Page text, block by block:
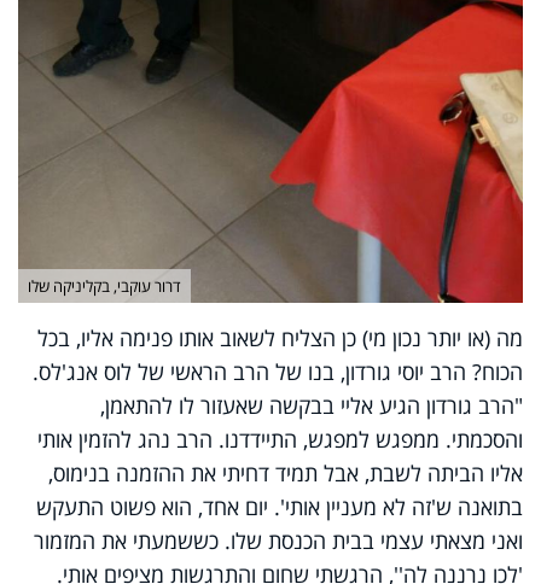
דרור עוקבי, בקליניקה שלו
מה (או יותר נכון מי) כן הצליח לשאוב אותו פנימה אליו, בכל
הכוח? הרב יוסי גורדון, בנו של הרב הראשי של לוס אנג'לס.
"הרב גורדון הגיע אליי בבקשה שאעזור לו להתאמן,
והסכמתי. ממפגש למפגש, התיידדנו. הרב נהג להזמין אותי
אליו הביתה לשבת, אבל תמיד דחיתי את ההזמנה בנימוס,
בתואנה ש'זה לא מעניין אותי'. יום אחד, הוא פשוט התעקש
ואני מצאתי עצמי בבית הכנסת שלו. כששמעתי את המזמור
'לכו נרננה לה'', הרגשתי שחום והתרגשות מציפים אותי.